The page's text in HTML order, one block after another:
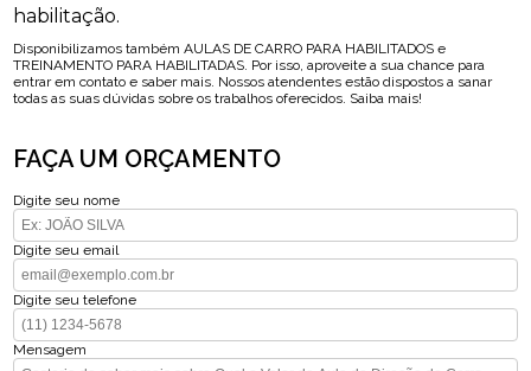
habilitação.
Disponibilizamos também AULAS DE CARRO PARA HABILITADOS e
TREINAMENTO PARA HABILITADAS. Por isso, aproveite a sua chance para
entrar em contato e saber mais. Nossos atendentes estão dispostos a sanar
todas as suas dúvidas sobre os trabalhos oferecidos. Saiba mais!
FAÇA UM ORÇAMENTO
Digite seu nome
Digite seu email
Digite seu telefone
Mensagem